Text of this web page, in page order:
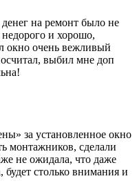
денег на ремонт было не
и хорошо,
окно очень вежливый
выбил мне доп
за установленное окно
монтажников, сделали
не ожидала, что даже
будет столько внимания и